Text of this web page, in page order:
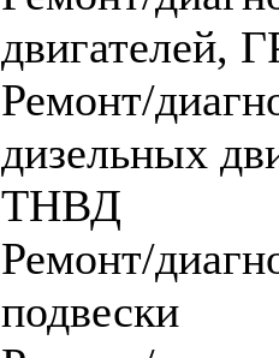
двигателей,
Ремонт/
дизельных
ТНВД
Ремонт/
подвески